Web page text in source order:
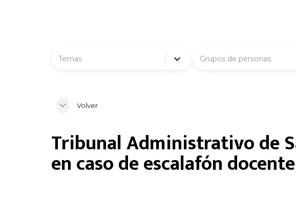
Temas Grupos de personas
Volver
Tribunal Administrativo de
en caso de escalafón docente